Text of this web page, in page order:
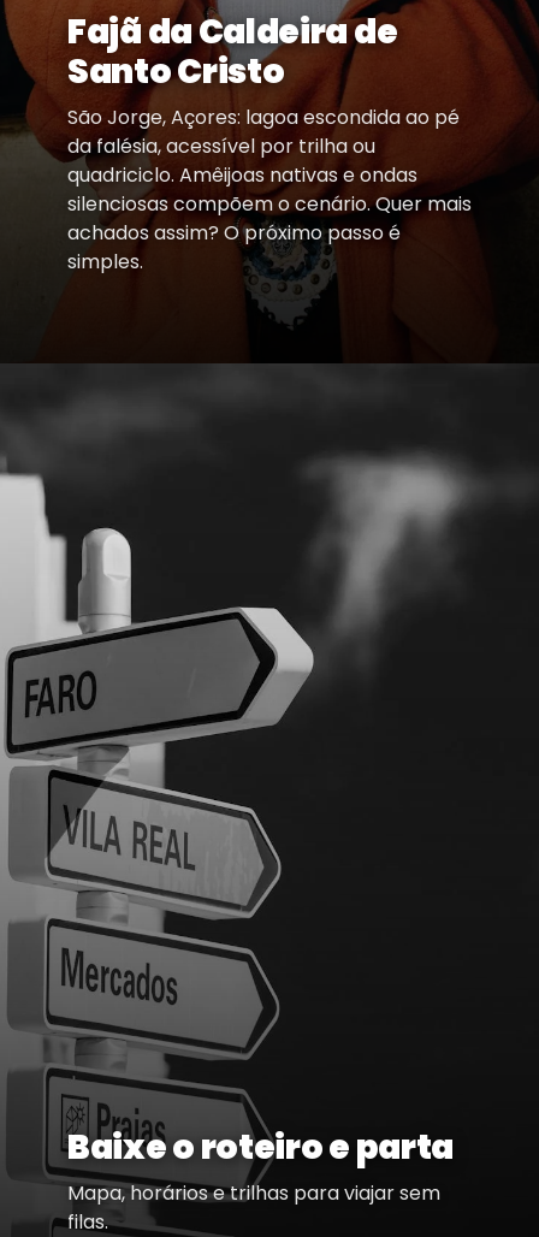
Fajã da Caldeira de
Santo Cristo
São Jorge, Açores: lagoa escondida ao pé
da falésia, acessível por trilha ou
quadriciclo. Amêijoas nativas e ondas
silenciosas compõem o cenário. Quer mais
achados assim? O próximo passo é
simples.
Baixe o roteiro e parta
Mapa, horários e trilhas para viajar sem
filas.